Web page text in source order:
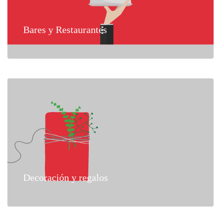
Bares y Restaurantes
Decoración y regalos